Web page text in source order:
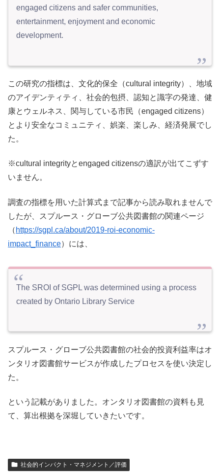
engaged citizens and safer communities,
entertainment, enjoyment and economic
development.
この研究の指標は、文化的保全（cultural integrity）、地域
のアイデンティティ、社会的包摂、認知と識字の発達、健
康とウェルネス、関与している市民（engaged citizens）
とより安全なコミュニティ、娯楽、楽しみ、経済発展でし
た。
※cultural integrityとengaged citizensの適訳が出てこずす
いません。
調査の指標を用いた計算式まで記事から読み取れませんで
したが、スプルース・グローブ公共図書館の関連ページ
（ https://sgpl.ca/about/2019-roi-economic-
impact_finance）には、
The SROI of SGPL was determined using a process
created by Ontario Library Service
スプルース・グローブ公共図書館の社会的投資利益率はオ
ンタリオ図書館サービスが作成したプロセスを使い決定し
た。
という記載がありました。オンタリオ図書館の資料も見
て、算出根拠を深堀していきたいです。
社会的インパクト・マネジメント／評価